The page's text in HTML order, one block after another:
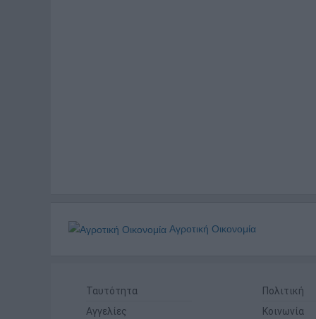
Αγροτική Οικονομία
Ταυτότητα
Αγγελίες
Πολιτική
Κοινωνία